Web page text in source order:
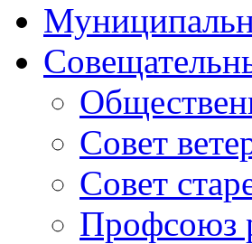
Совет
Совет
Профсоюз